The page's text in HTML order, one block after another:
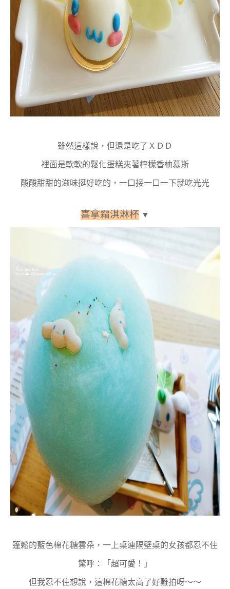
雖然這樣說，但還是吃了ＸＤＤ
裡面是軟軟的鬆化蛋糕夾著檸檬香柚慕斯
酸酸甜甜的滋味挺好吃的，一口接一口一下就吃光光
喜拿霜淇淋杯 ▼
蓬鬆的藍色棉花糖雲朵，一上桌連隔壁桌的女孩都忍不住
驚呼：「超可愛！」
但我忍不住想說，這棉花糖太高了好難拍呀～～